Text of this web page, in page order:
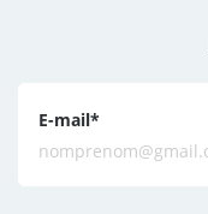
E-mail*